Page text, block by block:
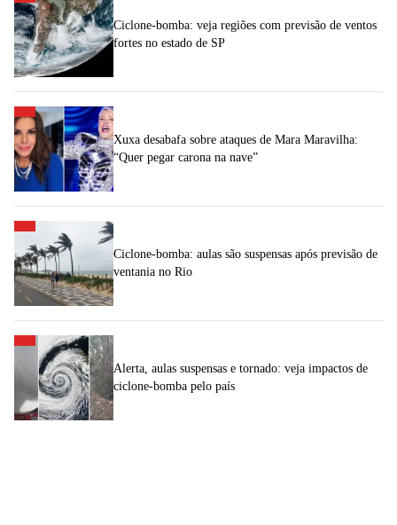
Ciclone-bomba: veja regiões com previsão de ventos
fortes no estado de SP
Xuxa desabafa sobre ataques de Mara Maravilha:
“Quer pegar carona na nave”
Ciclone-bomba: aulas são suspensas após previsão de
ventania no Rio
Alerta, aulas suspensas e tornado: veja impactos de
ciclone-bomba pelo país